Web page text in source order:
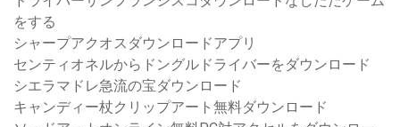
をする
シャープアクオスダウンロードアプリ
センティオネルからドングルドライバーをダウンロード
シエラマドレ急流の宝ダウンロード
キャンディー杖クリップアート無料ダウンロード